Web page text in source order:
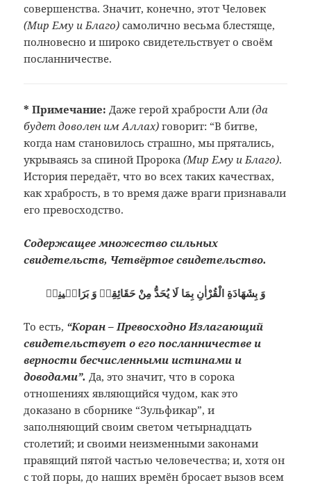
совершенства. Значит, конечно, этот Человек
(Мир Ему и Благо) самолично весьма блестяще,
полновесно и широко свидетельствует о своём
посланничестве.
* Примечание:Даже герой храбрости Али(да
будет доволен им Аллах)говорит: “В битве,
когда намстановилось страшно, мы прятались,
укрываясь за спиной Пророка(МирЕму и Благо).
История передаёт,что во всех таких качествах,
какхрабрость, в то время даже врагипризнавали
его превосходство.
Содержащее множество сильных
свидетельств, Четвёртое свидетельство.
وَ بِشَهَادَةِ الْقُرْاٰنِ بِمَا لَا يُحَدُّ مِنْ حَقَائِقِهٖ وَ بَرَاهٖينِهٖ
То есть, “Коран – Превосходно Излагающий
свидетельствует о его посланничестве и
верности бесчисленными истинами и
доводами”. Да, это значит, что в сорока
отношениях являющийся чудом, как это
доказано в сборнике “Зульфикар”, и
заполняющий своим светом четырнадцать
столетий; и своими неизменными законами
правящий пятой частью человечества; и, хотя он
с той поры, до наших времён бросает вызов всем